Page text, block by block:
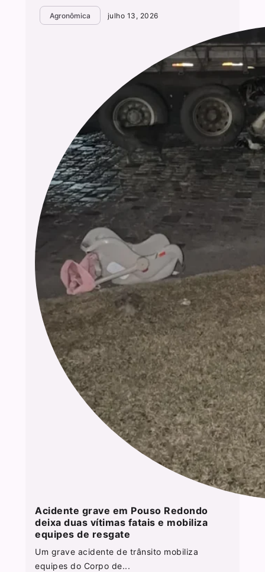
Agronômica julho 13, 2026
Acidente grave em Pouso Redondo
deixa duas vítimas fatais e mobiliza
equipes de resgate
Um grave acidente de trânsito mobiliza
equipes do Corpo de...